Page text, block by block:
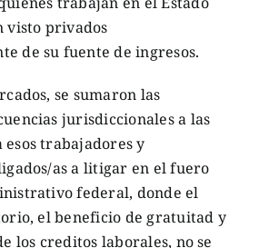
visto privados
de su fuente de ingresos.
se sumaron las
jurisdiccionales a las
esos trabajadores y
as a litigar en el fuero
federal, donde el
el beneficio de gratuitad y
los creditos laborales, no se